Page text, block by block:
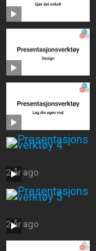
2 år ago
2 år ago